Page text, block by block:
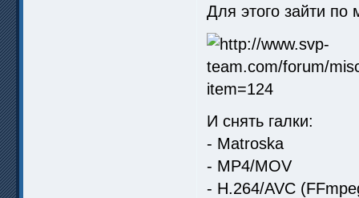
Для этого зайти
И снять галки:
- Matroska
- MP4/MOV
- H.264/AVC